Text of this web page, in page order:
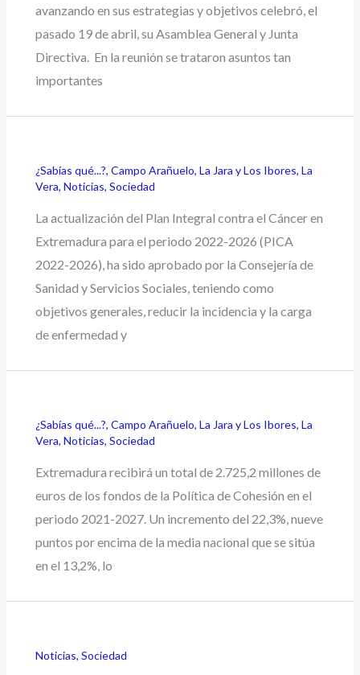
avanzando en sus estrategias y objetivos celebró, el
pasado 19 de abril, su Asamblea General y Junta
Directiva. En la reunión se trataron asuntos tan
importantes
¿Sabías qué...?,Campo Arañuelo,La Jara y Los Ibores,La
Vera,Noticias,Sociedad
La actualización del Plan Integral contra el Cáncer en
Extremadura para el periodo 2022-2026 (PICA
2022-2026), ha sido aprobado por la Consejería de
Sanidad y Servicios Sociales, teniendo como
objetivos generales, reducir la incidencia y la carga
de enfermedad y
¿Sabías qué...?,Campo Arañuelo,La Jara y Los Ibores,La
Vera,Noticias,Sociedad
Extremadura recibirá un total de 2.725,2 millones de
euros de los fondos de la Política de Cohesión en el
periodo 2021-2027. Un incremento del 22,3%, nueve
puntos por encima de la media nacional que se sitúa
en el 13,2%, lo
Noticias,Sociedad